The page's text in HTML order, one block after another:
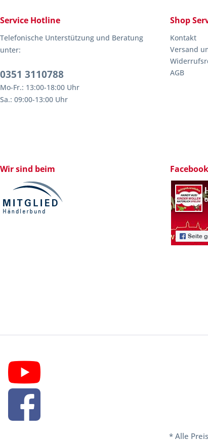
Service Hotline
Telefonische Unterstützung und Beratung
unter:
0351 3110788
Mo-Fr.: 13:00-18:00 Uhr
Sa.: 09:00-13:00 Uhr
Shop
Kontakt
Versand
AGB
Wir sind beim Facebook
* Alle